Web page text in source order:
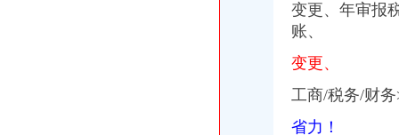
【代理记账报税公司注册注销年检变更税务咨询】-江宁百家湖易登网
【图】注册上海浦东公司报税代理公司-上海浦东会计/审计-分类168信
【公司注册_记账报税_公司变更_香港公司注册】-深圳市八一财富商务
鑫辰财务企业官网|深圳公司注册|代理记账报税平台|高新企业技术申请|
【长沙工商注册,记账报税,公司变更,年检等服务】-天心南湖路易
【代理建账、记账、网上报税代办公司注册、变更注销】-青秀新竹易
变更、年审报
账、
变更、
工商/税务/财
省力！